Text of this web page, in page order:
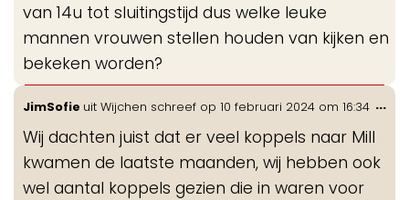
van 14u tot sluitingstijd dus welke leuke
mannen vrouwen stellen houden van kijken en
bekeken worden?
JimSofie uit Wijchen schreef op 10 februari 2024 om 16:34
Wij dachten juist dat er veel koppels naar Mill
kwamen de laatste maanden, wij hebben ook
wel aantal koppels gezien die in waren voor
...